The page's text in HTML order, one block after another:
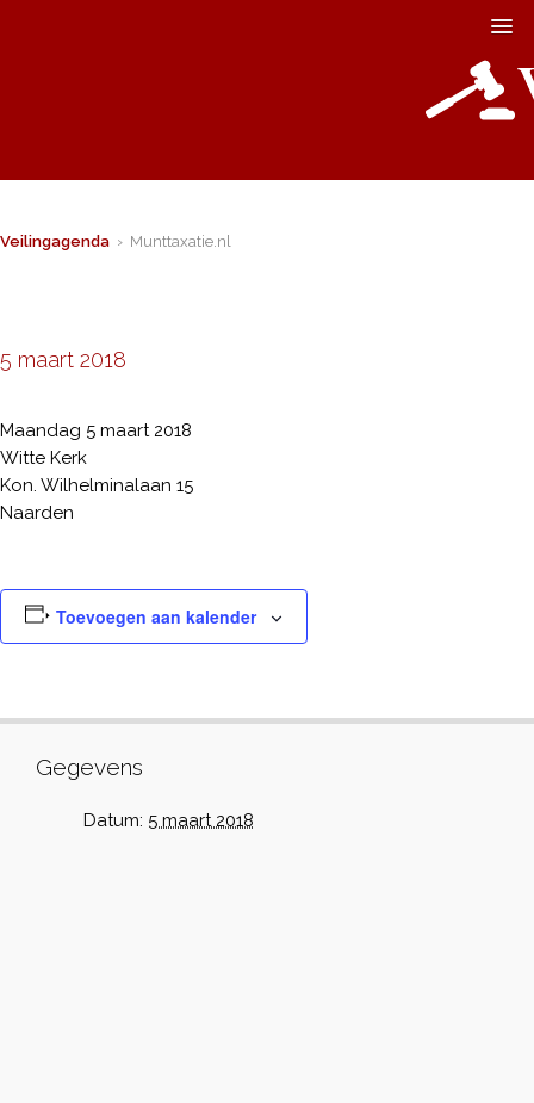
Veilingagenda › Munttaxatie.nl
5 maart 2018
Maandag 5 maart 2018
Witte Kerk
Kon. Wilhelminalaan 15
Naarden
Toevoegen aan kalender
Gegevens
Datum: 5 maart 2018